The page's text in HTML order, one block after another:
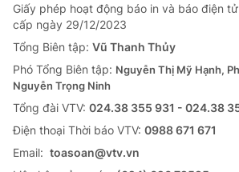
Giấy phép hoạt động báo in và báo điện
cấp ngày 29/12/2023
Tổng Biên tập: Vũ Thanh Thủy
Phó Tổng Biên tập: Nguyễn Thị Mỹ Hạnh,
Nguyễn Trọng Ninh
Tổng đài VTV: 024.38 355 931 - 024.38
Ðiện thoại Thời báo VTV: 0988 671 671
Email: toasoan@vtv.vn